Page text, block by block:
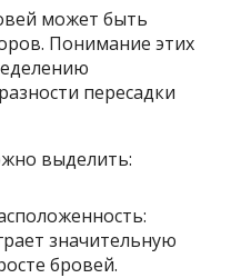
может быть
Понимание этих
пересадки
выделить:
значительную
бровей.